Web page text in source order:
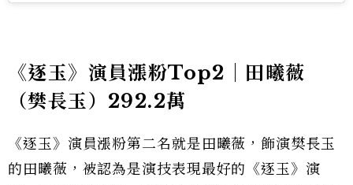
《逐玉》演員漲粉Top2｜田曦薇
（樊長玉）292.2萬
《逐玉》演員漲粉第二名就是田曦薇，飾演樊長玉
的田曦薇，被認為是演技表現最好的《逐玉》演